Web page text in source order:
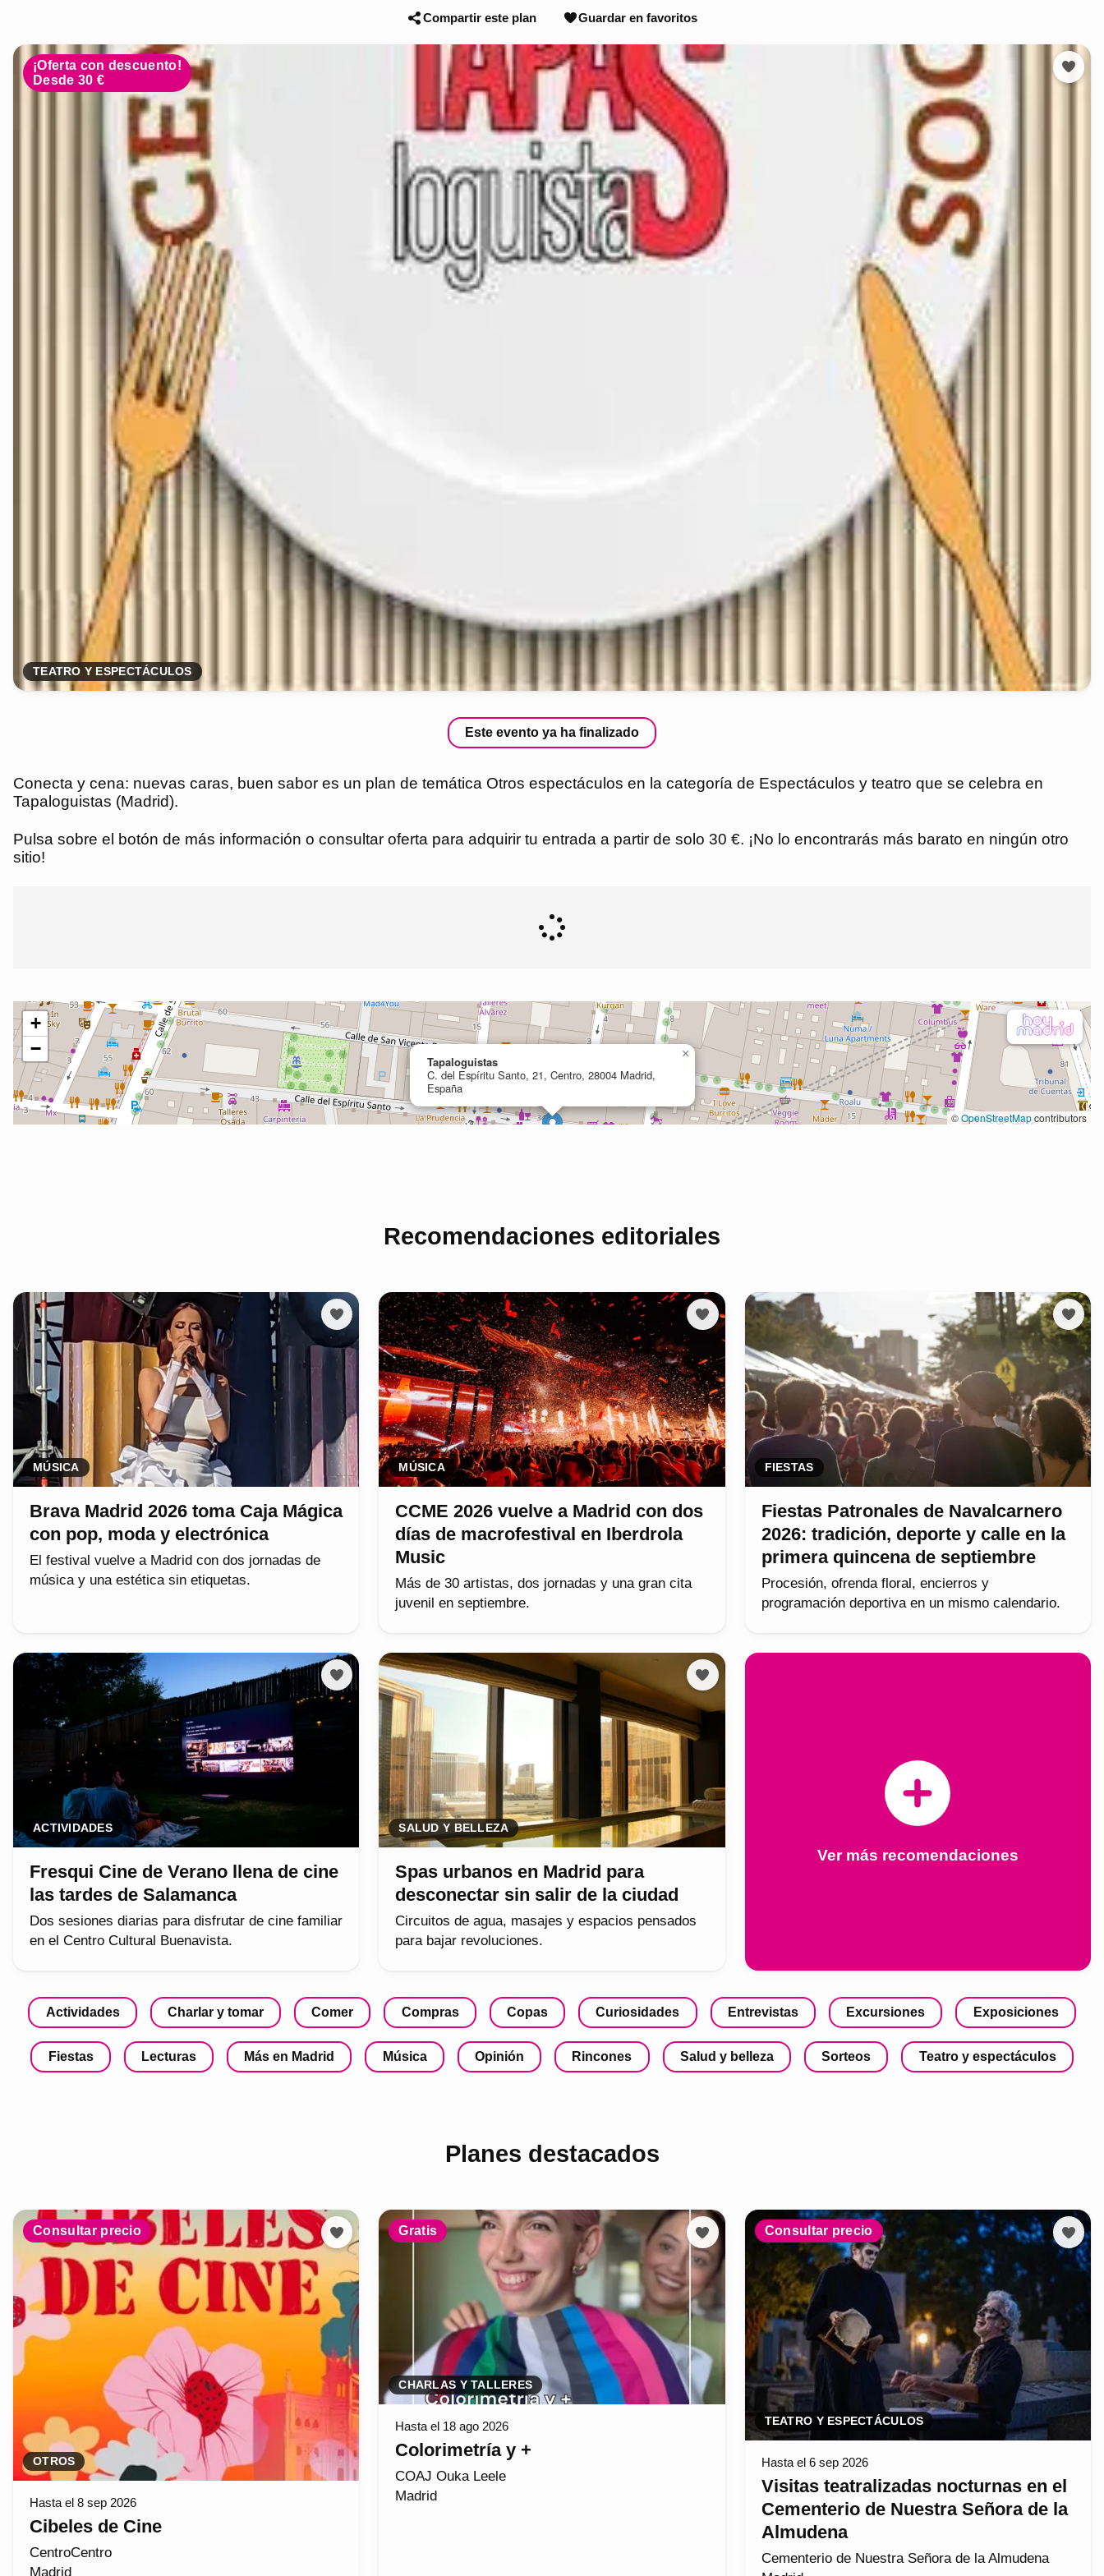
Compartir este plan Guardar en favoritos
¡Oferta con descuento!
Desde 30 €
TEATRO Y ESPECTÁCULOS
Este evento ya ha finalizado
Conecta y cena: nuevas caras, buen sabor es un plan de temática Otros espectáculos en la categoría de Espectáculos y teatro que se celebra en
Tapaloguistas (Madrid).
Pulsa sobre el botón de más información o consultar oferta para adquirir tu entrada a partir de solo 30 €. ¡No lo encontrarás más barato en ningún otro
sitio!
Recomendaciones editoriales
MÚSICA
Brava Madrid 2026 toma Caja Mágica
con pop, moda y electrónica
El festival vuelve a Madrid con dos jornadas de
música y una estética sin etiquetas.
MÚSICA
CCME 2026 vuelve a Madrid con dos
días de macrofestival en Iberdrola
Music
Más de 30 artistas, dos jornadas y una gran cita
juvenil en septiembre.
FIESTAS
Fiestas Patronales de Navalcarnero
2026: tradición, deporte y calle en la
primera quincena de septiembre
Procesión, ofrenda floral, encierros y
programación deportiva en un mismo calendario.
ACTIVIDADES
Fresqui Cine de Verano llena de cine
las tardes de Salamanca
Dos sesiones diarias para disfrutar de cine familiar
en el Centro Cultural Buenavista.
SALUD Y BELLEZA
Spas urbanos en Madrid para
desconectar sin salir de la ciudad
Circuitos de agua, masajes y espacios pensados
para bajar revoluciones.
Ver más recomendaciones
Actividades Charlar y tomar Comer Compras Copas Curiosidades Entrevistas Excursiones Exposiciones
Fiestas Lecturas Más en Madrid Música Opinión Rincones Salud y belleza Sorteos Teatro y espectáculos
Planes destacados
Consultar precio
OTROS
Hasta el 8 sep 2026
Cibeles de Cine
CentroCentro
Madrid
Gratis
CHARLAS Y TALLERES
Hasta el 18 ago 2026
Colorimetría y +
COAJ Ouka Leele
Madrid
Consultar precio
TEATRO Y ESPECTÁCULOS
Hasta el 6 sep 2026
Visitas teatralizadas nocturnas en el
Cementerio de Nuestra Señora de la
Almudena
Cementerio de Nuestra Señora de la Almudena